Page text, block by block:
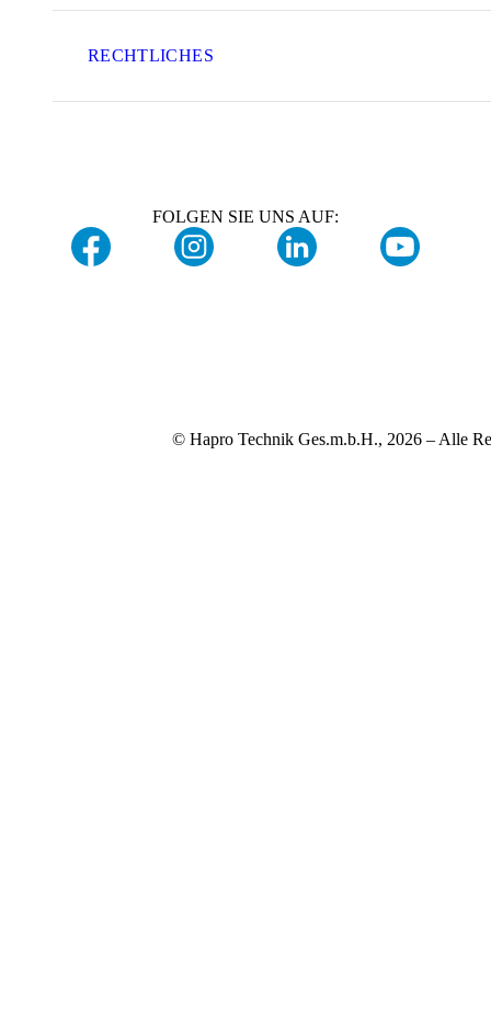
RECHTLICHES
FOLGEN SIE UNS AUF:
© Hapro Technik Ges.m.b.H., 2026 – Alle